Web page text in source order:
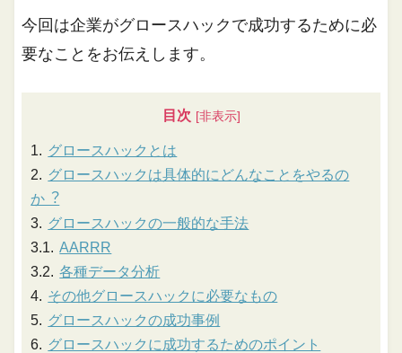
今回は企業がグロースハックで成功するために必
要なことをお伝えします。
目次
グロースハックとは
グロースハックは具体的にどんなことをやるの
か︖
グロースハックの⼀般的な⼿法
AARRR
各種データ分析
その他グロースハックに必要なもの
グロースハックの成功事例
グロースハックに成功するためのポイント